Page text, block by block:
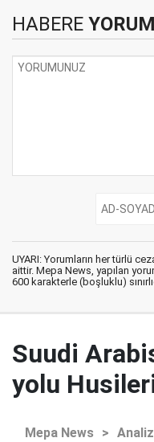
HABERE
UYARI: Yorumların her türlü
aittir. Mepa News, yapılan
600 karakterle (boşluklu)
Suudi
yolu
Mepa News > Analiz